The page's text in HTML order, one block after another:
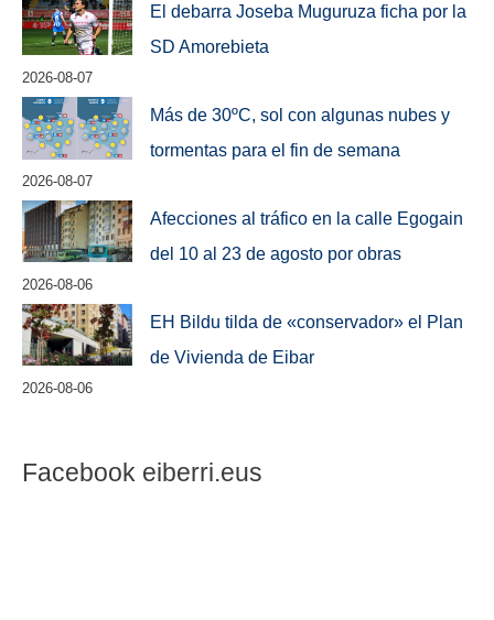
El debarra Joseba Muguruza ficha por la
SD Amorebieta
2026-08-07
Más de 30ºC, sol con algunas nubes y
tormentas para el fin de semana
2026-08-07
Afecciones al tráfico en la calle Egogain
del 10 al 23 de agosto por obras
2026-08-06
EH Bildu tilda de «conservador» el Plan
de Vivienda de Eibar
2026-08-06
Facebook eiberri.eus